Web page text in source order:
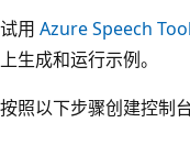
试用 Azure Speech
上生成和运行示例。
按照以下步骤创建控制